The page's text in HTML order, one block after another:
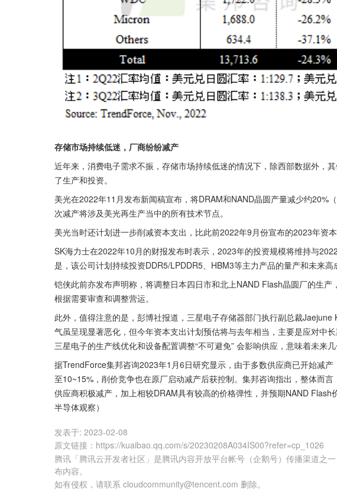
存储市场持续低迷，厂商纷纷减产
近年来，消费电子需求不振，存储市场持续低迷的情况下，除西部数据外，
了生产和投资。
美光在2022年11月发布新闻稿宣布，将DRAM和NAND晶圆产量减少约20%
次减产将涉及美光再生产当中的所有技术节点。
美光当时还计划进一步削减资本支出，比此前2022年9月份宣布的2023年资
SK海力士在2022年10月的财报发布时表示，2023年的投资规模将维持与
是，该公司计划持续投资DDR5/LPDDR5、HBM3等主力产品的量产和未来高
铠侠此前亦发布声明称，将调整日本四日市和北上NAND Flash晶圆厂的生
根据需要审查和调整营运。
此外，值得注意的是，彭博社报道，三星电子存储器部门执行副总裁
气虽呈现显著恶化，但今年资本支出计划预估将与去年相当，主要是应对中
三星电子的生产线优化和设备配置调整“不可避免” 会影响供应，意味着未来
据TrendForce集邦咨询2023年1月6日研究显示，由于多数供应商已开始减
至10~15%，削价竞争也在原厂启动减产后获控制。集邦咨询指出，整体而
供应商积极减产，加上相较DRAM具有较高的价格弹性，并预期NAND
半导体观察）
发表于: 2023-02-08
原文链接 ： https://kuaibao.qq.com/s/20230208A034IS00?refer=cp_1026
腾讯「腾讯云开发者社区」是腾讯内容开放平台帐号（企鹅号）传播渠道之
布内容。
如有侵权，请联系 cloudcommunity@tencent.com 删除。